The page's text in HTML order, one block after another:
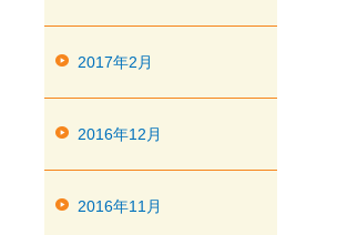
2017年2月
2016年12月
2016年11月